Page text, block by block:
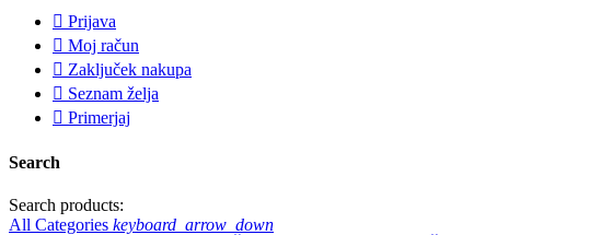
 Prijava
 Moj račun
 Zaključek nakupa
 Seznam želja
 Primerjaj
Search
Search products:
All Categories keyboard_arrow_down